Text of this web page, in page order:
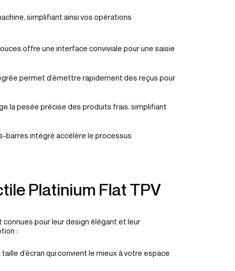
simplifiant ainsi vos opérations
offre une interface conviviale pour une saisie
permet d’émettre rapidement des reçus pour
la pesée précise des produits frais, simplifiant
barres intégré accélère le processus
Platinium Flat TPV
connues pour leur design élégant et leur
:
d’écran qui convient le mieux à votre espace